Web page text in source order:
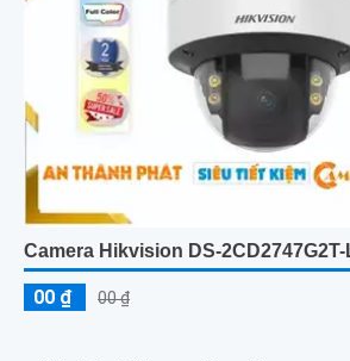
Camera Hikvision DS-2CD2747G2T-
00 ₫ 00 ₫